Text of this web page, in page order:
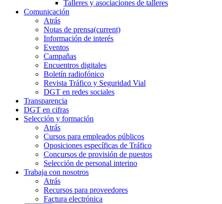
Talleres y asociaciones de talleres
Comunicación
Atrás
Notas de prensa(current)
Información de interés
Eventos
Campañas
Encuentros digitales
Boletín radiofónico
Revista Tráfico y Seguridad Vial
DGT en redes sociales
Transparencia
DGT en cifras
Selección y formación
Atrás
Cursos para empleados públicos
Oposiciones específicas de Tráfico
Concursos de provisión de puestos
Selección de personal interino
Trabaja con nosotros
Atrás
Recursos para proveedores
Factura electrónica